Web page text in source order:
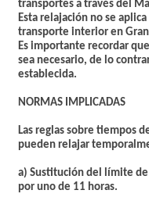
transportes a través del
Esta relajación no se
transporte interior en
Es importante recordar
sea necesario, de lo
establecida.
NORMAS IMPLICADAS
Las reglas sobre tiempos
pueden relajar
a) Sustitución del límite de
por uno de 11 horas.